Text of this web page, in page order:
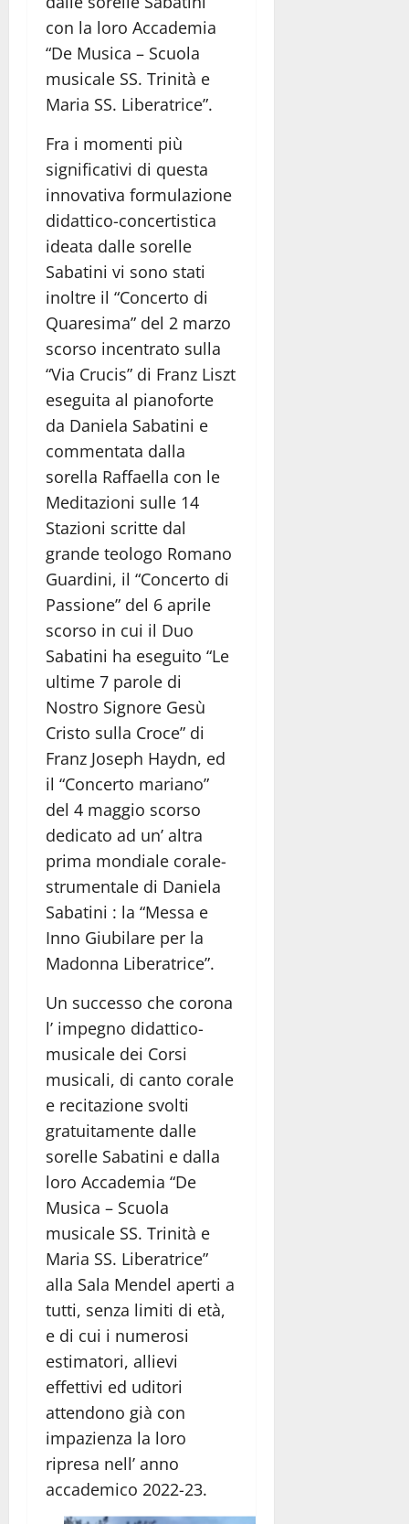
con la loro Accademia
“De Musica – Scuola
musicale SS. Trinità e
Maria SS. Liberatrice”.
Fra i momenti più
significativi di questa
innovativa formulazione
didattico-concertistica
ideata dalle sorelle
Sabatini vi sono stati
inoltre il “Concerto di
Quaresima” del 2 marzo
scorso incentrato sulla
“Via Crucis” di Franz Liszt
eseguita al pianoforte
da Daniela Sabatini e
commentata dalla
sorella Raffaella con le
Meditazioni sulle 14
Stazioni scritte dal
grande teologo Romano
Guardini, il “Concerto di
Passione” del 6 aprile
scorso in cui il Duo
Sabatini ha eseguito “Le
ultime 7 parole di
Nostro Signore Gesù
Cristo sulla Croce” di
Franz Joseph Haydn, ed
il “Concerto mariano”
del 4 maggio scorso
dedicato ad un’ altra
prima mondiale corale-
strumentale di Daniela
Sabatini : la “Messa e
Inno Giubilare per la
Madonna Liberatrice”.
Un successo che corona
l’ impegno didattico-
musicale dei Corsi
musicali, di canto corale
e recitazione svolti
gratuitamente dalle
sorelle Sabatini e dalla
loro Accademia “De
Musica – Scuola
musicale SS. Trinità e
Maria SS. Liberatrice”
alla Sala Mendel aperti a
tutti, senza limiti di età,
e di cui i numerosi
estimatori, allievi
effettivi ed uditori
attendono già con
impazienza la loro
ripresa nell’ anno
accademico 2022-23.